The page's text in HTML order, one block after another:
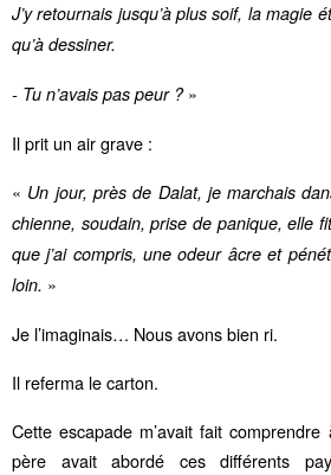
J’y retournais jusqu’à plus soif, la magie
qu’à dessiner.
- Tu n’avais pas peur ?»
Il prit un air grave :
« Un jour, près de Dalat, je marchais
chienne, soudain, prise de panique, elle
que j’ai compris, une odeur âcre et
loin. »
Je l’imaginais… Nous avons bien ri.
Il referma le carton.
Cette escapade m’avait fait
père avait abordé ces différents